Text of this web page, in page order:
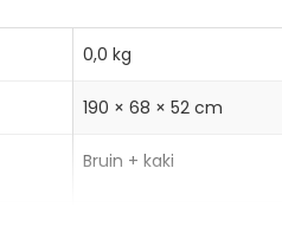
0,0 kg
190 × 68 × 52 cm
Bruin + kaki